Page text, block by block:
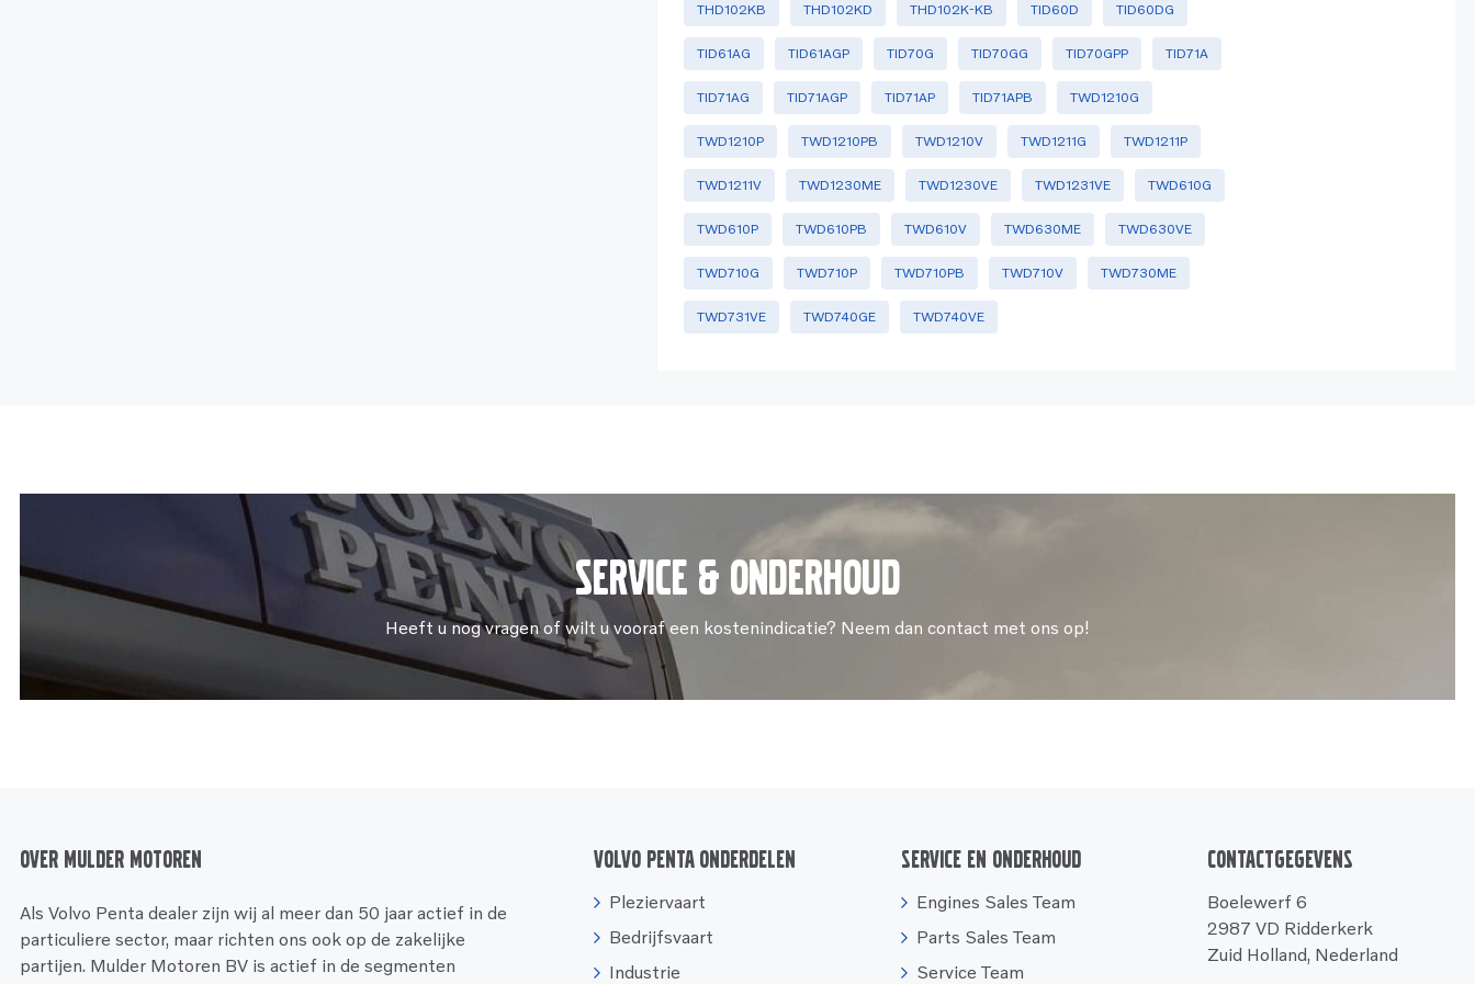
THD102KB THD102KD THD102K-KB TID60D TID60DG
TID61AG TID61AGP TID70G TID70GG TID70GPP TID71A
TID71AG TID71AGP TID71AP TID71APB TWD1210G
TWD1210P TWD1210PB TWD1210V TWD1211G TWD1211P
TWD1211V TWD1230ME TWD1230VE TWD1231VE TWD610G
TWD610P TWD610PB TWD610V TWD630ME TWD630VE
TWD710G TWD710P TWD710PB TWD710V TWD730ME
TWD731VE TWD740GE TWD740VE
Service & onderhoud
Heeft u nog vragen of wilt u vooraf een kostenindicatie? Neem dan contact met ons op!
Over Mulder Motoren
Als Volvo Penta dealer zijn wij al meer dan 50 jaar actief in de
particuliere sector, maar richten ons ook op de zakelijke
partijen. Mulder Motoren BV is actief in de segmenten
Volvo Penta onderdelen
Pleziervaart
Bedrijfsvaart
Industrie
Service en onderhoud
Engines Sales Team
Parts Sales Team
Service Team
Contactgegevens
Boelewerf 6
2987 VD Ridderkerk
Zuid Holland, Nederland